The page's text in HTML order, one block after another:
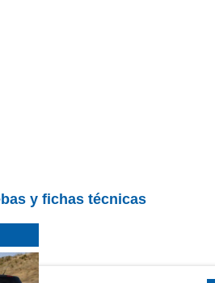
y fichas técnicas